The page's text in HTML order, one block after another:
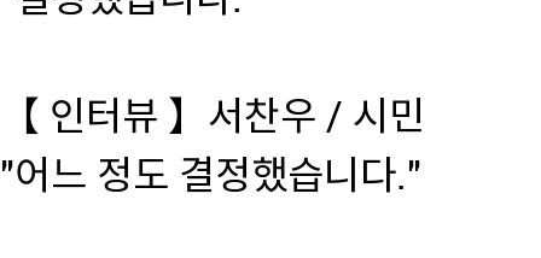
【 인터뷰 】서찬우 / 시민
"어느 정도 결정했습니다."